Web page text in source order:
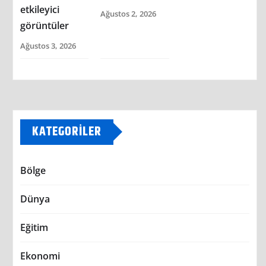
etkileyici
görüntüler
Ağustos 3, 2026
Ağustos 2, 2026
KATEGORILER
Bölge
Dünya
Eğitim
Ekonomi